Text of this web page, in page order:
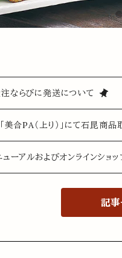
ならびに発送について
合PA（上り）」にて石昆商品
アルおよびオンラインショ
記事